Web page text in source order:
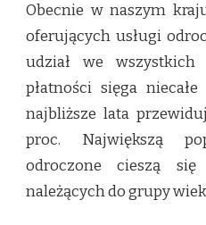
Obecnie w naszym
oferujących usługi
udział we wszystkich
płatności sięga
najbliższe lata
proc. Największą
odroczone cieszą
należących do grupy